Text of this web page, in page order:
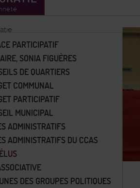
PARTICIPATIF
SONIA FIGUÈRES
DE QUARTIERS
COMMUNAL
PARTICIPATIF
MUNICIPAL
ADMINISTRATIFS
ADMINISTRATIFS DU CCAS
DES GROUPES POLITIQUES